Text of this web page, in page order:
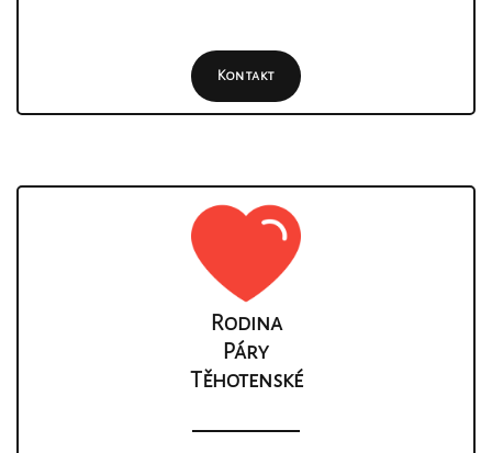
Kontakt
Rodina
Páry
Těhotenské